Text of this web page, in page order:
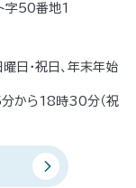
50番地1
日・祝日、年末年始
から18時30分（祝